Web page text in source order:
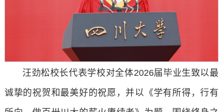
汪劲松校长代表学校对全体2026届毕业生致以最
诚挚的祝贺和最美好的祝愿，并以《学有所得，行有